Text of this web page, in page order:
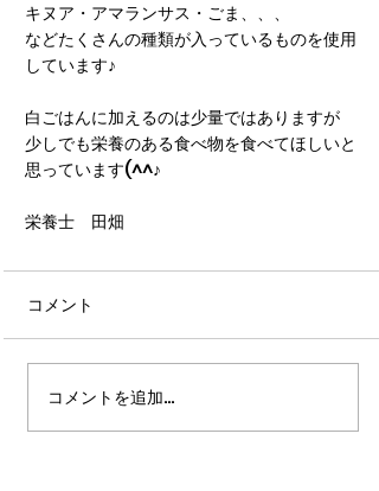
キヌア・アマランサス・ごま、、、
などたくさんの種類が入っているものを使用
しています♪
白ごはんに加えるのは少量ではありますが
少しでも栄養のある食べ物を食べてほしいと
思っています(^^♪
栄養士　田畑
コメント
コメントを追加…